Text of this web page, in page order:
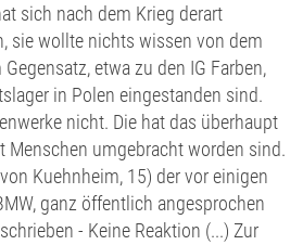
sich nach dem Krieg derart
sie wollte nichts wissen von dem
etwa zu den IG Farben,
in Polen eingestanden sind.
nicht. Die hat das überhaupt
Menschen umgebracht worden sind.
Kuehnheim, 15) der vor einigen
ganz öffentlich angesprochen
- Keine Reaktion (...) Zur